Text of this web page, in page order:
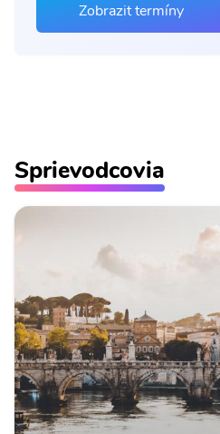
Zobrazit termíny
Sprievodcovia